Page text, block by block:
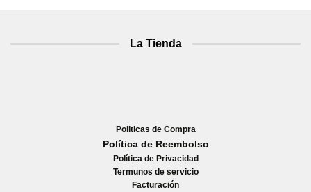
La Tienda
Politicas de Compra
Política de Reembolso
Política de Privacidad
Termunos de servicio
Facturación